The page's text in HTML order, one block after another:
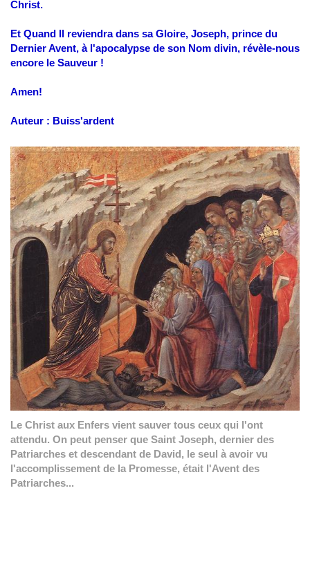
Christ.
Et Quand Il reviendra dans sa Gloire, Joseph, prince du
Dernier Avent, à l'apocalypse de son Nom divin, révèle-nous
encore le Sauveur !
Amen!
Auteur : Buiss'ardent
Le Christ aux Enfers vient sauver tous ceux qui l'ont
attendu. On peut penser que Saint Joseph, dernier des
Patriarches et descendant de David, le seul à avoir vu
l'accomplissement de la Promesse, était l'Avent des
Patriarches...